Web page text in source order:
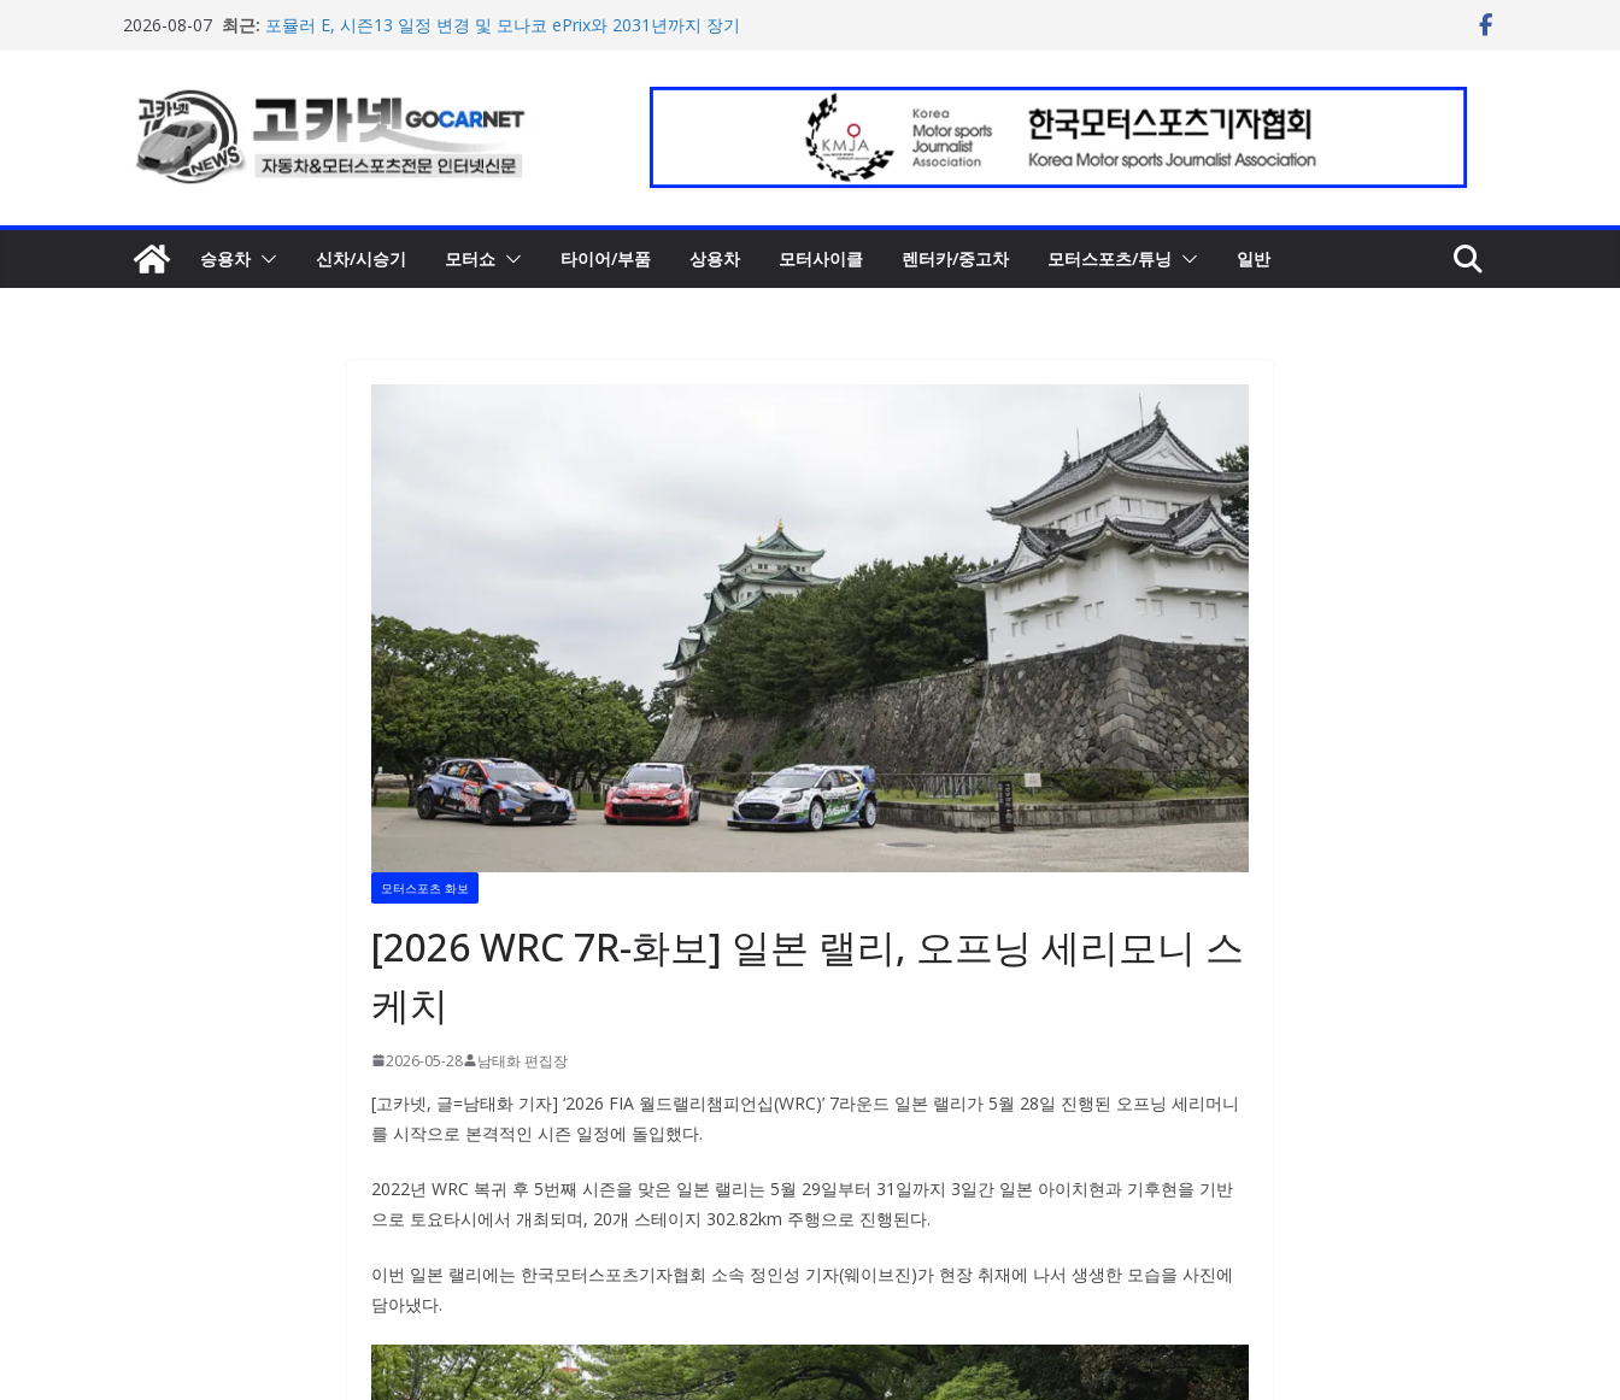
2026-08-07 최근: 포뮬러 E, 시즌13 일정 변경 및 모나코 ePrix와 2031년까지 장기
기차 ‘A2 e-트론’ 공개
현대차, 8세대 완전변경 ‘디 올 뉴 아반떼’ 주요 사양 및 가격 공
개… 본격 계약 개시
2026년 7월 국내 수입 승용차 신규 등록 전년 대비 14.3% 증가
승용차 신차/시승기 모터쇼 타이어/부품 상용차 모터사이클 렌터카/중고차 모터스포츠/튜닝 일반
모터스포츠 화보
[2026 WRC 7R-화보] 일본 랠리, 오프닝 세리모니 스
케치
2026-05-28 남태화 편집장
[고카넷, 글=남태화 기자] ‘2026 FIA 월드랠리챔피언십(WRC)’ 7라운드 일본 랠리가 5월 28일 진행된 오프닝 세리머니
를 시작으로 본격적인 시즌 일정에 돌입했다.
2022년 WRC 복귀 후 5번째 시즌을 맞은 일본 랠리는 5월 29일부터 31일까지 3일간 일본 아이치현과 기후현을 기반
으로 토요타시에서 개최되며, 20개 스테이지 302.82km 주행으로 진행된다.
이번 일본 랠리에는 한국모터스포츠기자협회 소속 정인성 기자(웨이브진)가 현장 취재에 나서 생생한 모습을 사진에
담아냈다.